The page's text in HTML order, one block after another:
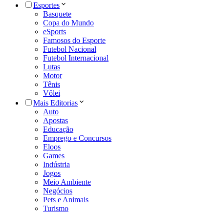
Esportes
Basquete
Copa do Mundo
eSports
Famosos do Esporte
Futebol Nacional
Futebol Internacional
Lutas
Motor
Tênis
Vôlei
Mais Editorias
Auto
Apostas
Educação
Emprego e Concursos
Eloos
Games
Indústria
Jogos
Meio Ambiente
Negócios
Pets e Animais
Turismo